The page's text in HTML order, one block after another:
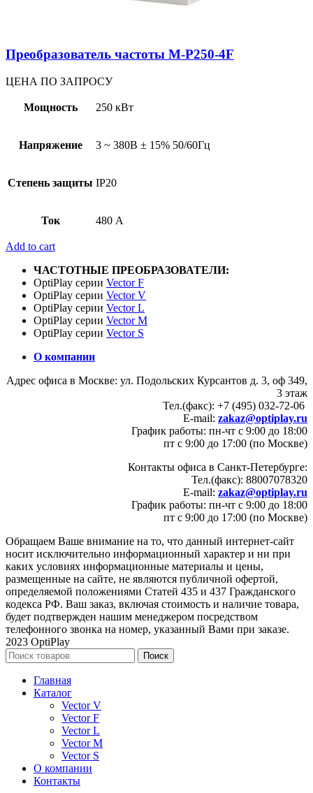
Преобразователь частоты M-P250-4F
ЦЕНА ПО ЗАПРОСУ
Мощность 250 кВт
Напряжение 3 ~ 380В ± 15% 50/60Гц
Степень защиты IP20
Ток 480 А
Add to cart
ЧАСТОТНЫЕ ПРЕОБРАЗОВАТЕЛИ:
OptiPlay серии Vector F
OptiPlay серии Vector V
OptiPlay серии Vector L
OptiPlay серии Vector M
OptiPlay серии Vector S
О компании
Адрес офиса в Москве: ул. Подольских Курсантов д. 3, оф 349,
3 этаж
Тел.(факс): +7 (495) 032-72-06
E-mail: zakaz@optiplay.ru
График работы: пн-чт с 9:00 до 18:00
пт с 9:00 до 17:00 (по Москве)
Контакты офиса в Санкт-Петербурге:
Тел.(факс): 88007078320
E-mail: zakaz@optiplay.ru
График работы: пн-чт с 9:00 до 18:00
пт с 9:00 до 17:00 (по Москве)
Обращаем Ваше внимание на то, что данный интернет-сайт
носит исключительно информационный характер и ни при
каких условиях информационные материалы и цены,
размещенные на сайте, не являются публичной офертой,
определяемой положениями Статей 435 и 437 Гражданского
кодекса РФ. Ваш заказ, включая стоимость и наличие товара,
будет подтвержден нашим менеджером посредством
телефонного звонка на номер, указанный Вами при заказе.
2023 OptiPlay
Поиск
Главная
Каталог
Vector V
Vector F
Vector L
Vector M
Vector S
О компании
Контакты